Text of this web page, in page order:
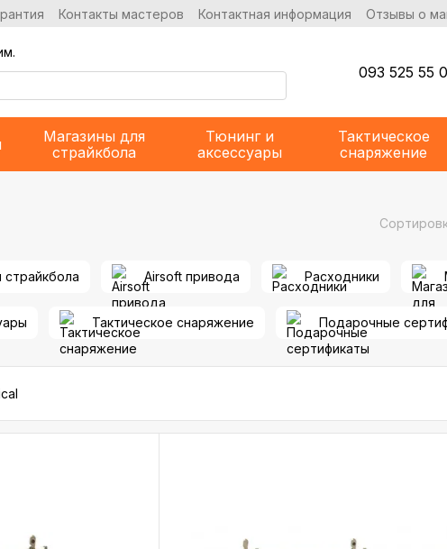
Контакты мастеров Контактная информация Отзывы о
093 525 55
Магазины для
страйкбола
Тюнинг и
аксессуары
Тактическое
снаряжение
Airsoft привода Расходники
Тактическое снаряжение Подарочные